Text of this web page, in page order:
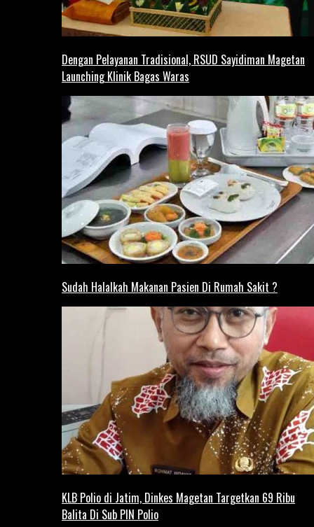
Dengan Pelayanan Tradisional, RSUD Sayidiman Magetan
Launching Klinik Bagas Waras
Sudah Halalkah Makanan Pasien Di Rumah Sakit ?
KLB Polio di Jatim, Dinkes Magetan Targetkan 69 Ribu
Balita Di Sub PIN Polio